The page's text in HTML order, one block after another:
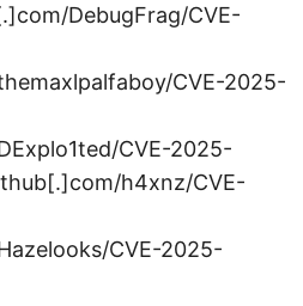
DebugFrag/CVE-
CVE-2025-
CVE-2025-
h4xnz/CVE-
CVE-2025-